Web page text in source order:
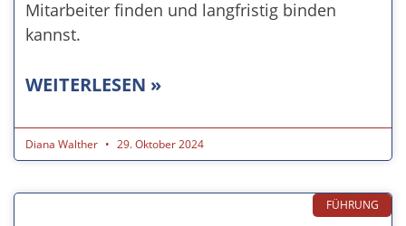
Mitarbeiter finden und langfristig binden
kannst.
WEITERLESEN »
Diana Walther 29. Oktober 2024
FÜHRUNG